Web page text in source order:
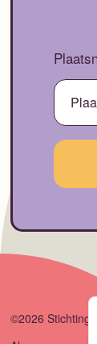
©2026 Stichting